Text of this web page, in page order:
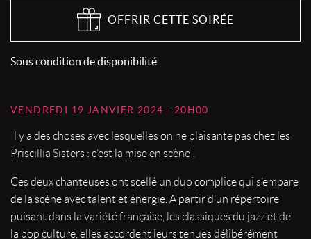
OFFRIR CETTE SOIRÉE
Sous condition de disponibilité
VENDREDI 19 JANVIER 2024 - 20H00
Il y a des choses avec lesquelles on ne plaisante pas chez les
Priscillia Sisters : c’est la mise en scène !
Ces deux chanteuses ont scellé un duo complice qui s’empare
de la scène avec talent et énergie. A partir d’un répertoire
puisant dans la variété française, les classiques du jazz et de
la pop culture, elles accordent leurs tenues délibérément